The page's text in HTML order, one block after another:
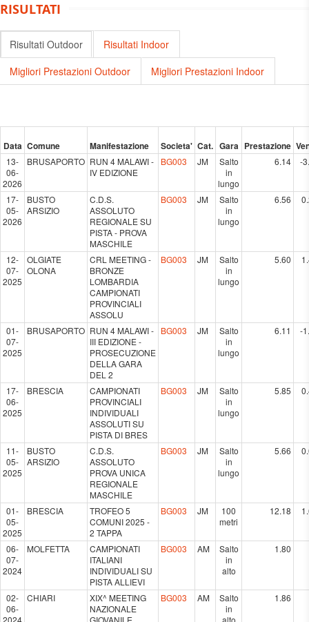
RISULTATI
Risultati Outdoor
Risultati Indoor
Migliori Prestazioni Outdoor
Migliori Prestazioni Indoor
Data Comune Manifestazione Societa' Cat. Gara Prestazione
13-
06-
2026
BRUSAPORTO RUN 4 MALAWI -
IV EDIZIONE
BG003 JM
Salto
in
lungo
6.14 -
17-
05-
2026
BUSTO
ARSIZIO
C.D.S.
ASSOLUTO
REGIONALE SU
PISTA - PROVA
MASCHILE
BG003 JM
Salto
in
lungo
6.56
12-
07-
2025
OLGIATE
OLONA
CRL MEETING -
BRONZE
LOMBARDIA
CAMPIONATI
PROVINCIALI
ASSOLU
BG003 JM
Salto
in
lungo
5.60
01-
07-
2025
BRUSAPORTO RUN 4 MALAWI -
III EDIZIONE -
PROSECUZIONE
DELLA GARA
DEL 2
BG003 JM
Salto
in
lungo
6.11 -
17-
06-
2025
BRESCIA
CAMPIONATI
PROVINCIALI
INDIVIDUALI
ASSOLUTI SU
PISTA DI BRES
BG003 JM
Salto
in
lungo
5.85
11-
05-
2025
BUSTO
ARSIZIO
C.D.S.
ASSOLUTO
PROVA UNICA
REGIONALE
MASCHILE
BG003 JM
Salto
in
lungo
5.66
01-
05-
2025
BRESCIA
TROFEO 5
COMUNI 2025 -
2 TAPPA
BG003 JM
100
metri
12.18
06-
07-
2024
MOLFETTA
CAMPIONATI
ITALIANI
INDIVIDUALI SU
PISTA ALLIEVI
BG003 AM
Salto
in
alto
1.80
02-
06-
2024
CHIARI
XIX^ MEETING
NAZIONALE
GIOVANILE
BG003 AM
Salto
in
alto
1.86